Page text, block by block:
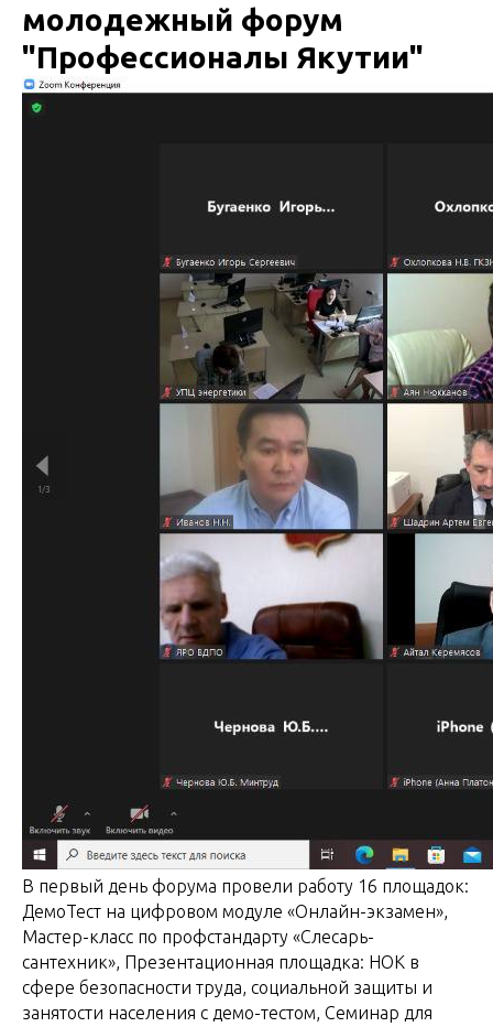
молодежный форум
"Профессионалы Якутии"
В первый день форума провели работу 16 площадок:
ДемоТест на цифровом модуле «Онлайн-экзамен»,
Мастер-класс по профстандарту «Слесарь-
сантехник», Презентационная площадка: НОК в
сфере безопасности труда, социальной защиты и
занятости населения с демо-тестом, Семинар для